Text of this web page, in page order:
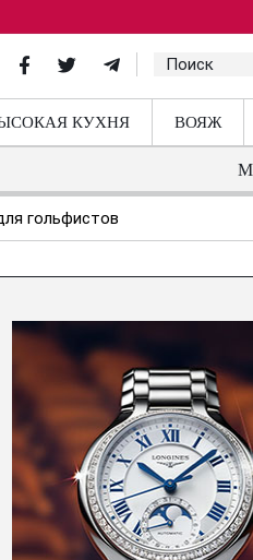
КУХНЯ ВОЯЖ
гольфистов